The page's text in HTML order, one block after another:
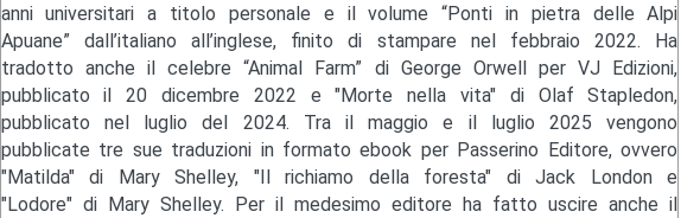
anni universitari a titolo personale e il volume “Ponti in pietra delle Alpi
Apuane” dall’italiano all’inglese, finito di stampare nel febbraio 2022. Ha
tradotto anche il celebre “Animal Farm” di George Orwell per VJ Edizioni,
pubblicato il 20 dicembre 2022 e "Morte nella vita" di Olaf Stapledon,
pubblicato nel luglio del 2024. Tra il maggio e il luglio 2025 vengono
pubblicate tre sue traduzioni in formato ebook per Passerino Editore, ovvero
"Matilda" di Mary Shelley, "Il richiamo della foresta" di Jack London e
"Lodore" di Mary Shelley. Per il medesimo editore ha fatto uscire anche il